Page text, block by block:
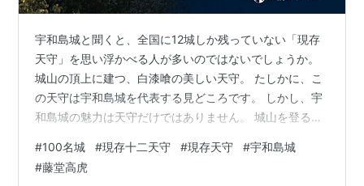
宇和島城と聞くと、全国に12城しか残っていない「現存
天守」を思い浮かべる人が多いのではないでしょうか。
城山の頂上に建つ、白漆喰の美しい天守。 たしかに、こ
の天守は宇和島城を代表する見どころです。 しかし、宇
和島城の魅力は天守だけではありません。 城山を登る途
ねった登城道や石段からは、丘陵全体を守りに利用した
平山城の構造を感じられます。 さらに、宇和島城の城郭
#100名城 #現存十二天守 #現存天守 #宇和島城
#藤堂高虎